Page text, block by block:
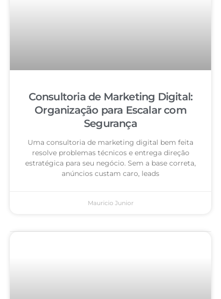
Consultoria de Marketing Digital:
Organização para Escalar com
Segurança
Uma consultoria de marketing digital bem feita
resolve problemas técnicos e entrega direção
estratégica para seu negócio. Sem a base correta,
anúncios custam caro, leads
Mauricio Junior